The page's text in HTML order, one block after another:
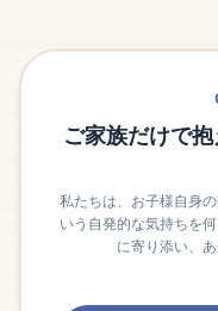
ご家族だけで
私たちは、お子様自身
いう自発的な気持ちを
に寄り添い、